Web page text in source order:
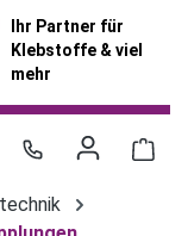
Ihr Partner für
Klebstoffe & viel
mehr